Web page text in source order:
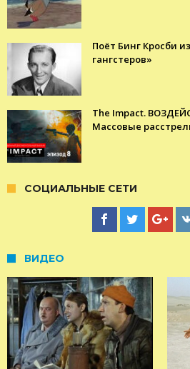
Поёт Бинг Кросби
гангстеров»
The Impact.
Массовые
СОЦИАЛЬНЫЕ СЕТИ
ВИДЕО